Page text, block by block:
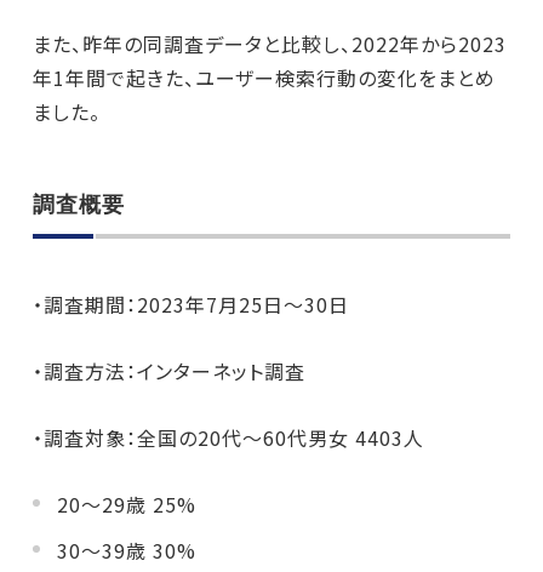
また、昨年の同調査データと比較し、2022年から2023
年1年間で起きた、ユーザー検索行動の変化をまとめ
ました。
調査概要
・調査期間：2023年7月25日～30日
・調査方法：インターネット調査
・調査対象：全国の20代～60代男女 4403人
20～29歳 25%
30～39歳 30%